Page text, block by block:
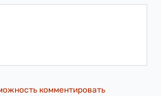
комментировать